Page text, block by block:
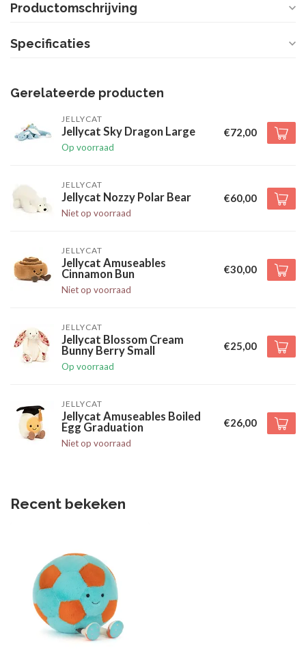
Productomschrijving
Specificaties
Gerelateerde producten
JELLYCAT
Jellycat Sky Dragon Large
Op voorraad
€72,00
JELLYCAT
Jellycat Nozzy Polar Bear
Niet op voorraad
€60,00
JELLYCAT
Jellycat Amuseables
Cinnamon Bun
Niet op voorraad
€30,00
JELLYCAT
Jellycat Blossom Cream
Bunny Berry Small
Op voorraad
€25,00
JELLYCAT
Jellycat Amuseables Boiled
Egg Graduation
Niet op voorraad
€26,00
Recent bekeken